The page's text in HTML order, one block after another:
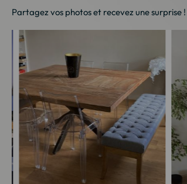
Partagez vos photos et recevez une surprise !